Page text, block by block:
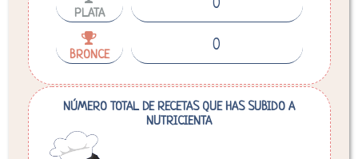
PLATA
0
BRONCE
0
NÚMERO TOTAL DE RECETAS QUE HAS SUBIDO A
NUTRICIENTA